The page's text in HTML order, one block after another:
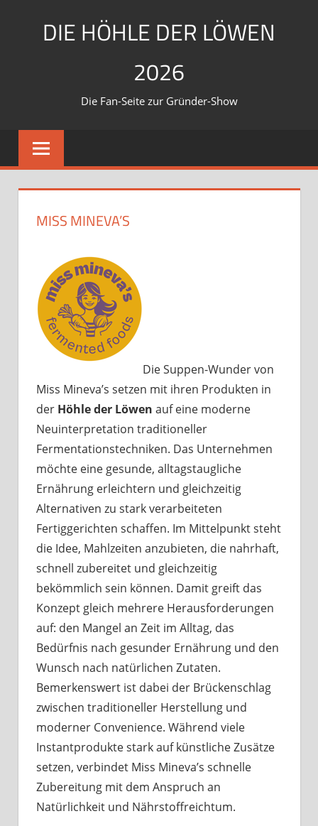
DIE HÖHLE DER LÖWEN
2026
Die Fan-Seite zur Gründer-Show
MISS MINEVA’S
Die Suppen-Wunder von
Miss Mineva’s setzen mit ihren Produkten in
der Höhle der Löwen auf eine moderne
Neuinterpretation traditioneller
Fermentationstechniken. Das Unternehmen
möchte eine gesunde, alltagstaugliche
Ernährung erleichtern und gleichzeitig
Alternativen zu stark verarbeiteten
Fertiggerichten schaffen. Im Mittelpunkt steht
die Idee, Mahlzeiten anzubieten, die nahrhaft,
schnell zubereitet und gleichzeitig
bekömmlich sein können. Damit greift das
Konzept gleich mehrere Herausforderungen
auf: den Mangel an Zeit im Alltag, das
Bedürfnis nach gesunder Ernährung und den
Wunsch nach natürlichen Zutaten.
Bemerkenswert ist dabei der Brückenschlag
zwischen traditioneller Herstellung und
moderner Convenience. Während viele
Instantprodukte stark auf künstliche Zusätze
setzen, verbindet Miss Mineva’s schnelle
Zubereitung mit dem Anspruch an
Natürlichkeit und Nährstoffreichtum.